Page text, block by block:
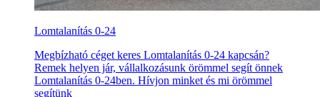
Lomtalanítás 0-24
Megbízható céget keres Lomtalanítás 0-24 kapcsán?
Remek helyen jár, vállalkozásunk örömmel segít önnek
Lomtalanítás 0-24ben. Hívjon minket és mi örömmel
segítünk